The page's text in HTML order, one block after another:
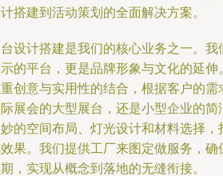
搭建到活动策划的全面解决方案。
设计搭建是我们的核心业务之一。
的平台，更是品牌形象与文化的延
创意与实用性的结合，根据客户的
展会的大型展台，还是小型企业的
的空间布局、灯光设计和材料选择
果。我们提供工厂来图定做服务，
，实现从概念到落地的无缝衔接。